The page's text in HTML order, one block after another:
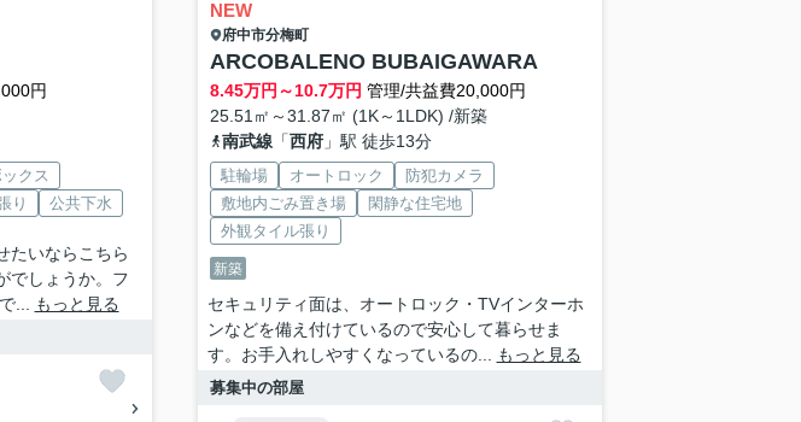
円
クス
り 公共下水
たいならこちら
でしょうか。フ
...
もっと見る
NEW
府中市分梅町
ARCOBALENO BUBAIGAWARA
8.45万円～10.7万円 管理/共益費20,000円
25.51㎡～31.87㎡ (1K～1LDK) /新築
南武線「西府」駅 徒歩13分
駐輪場 オートロック
防犯カメラ
敷地内ごみ置き場
閑静な住宅地
外観タイル張り
新築
セキュリティ面は、オートロック・TVインターホ
ンなどを備え付けているので安心して暮らせま
す。お手入れしやすくなっているの...
もっと見る
募集中の部屋